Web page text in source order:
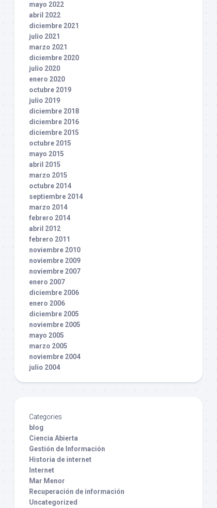
mayo 2022
abril 2022
diciembre 2021
julio 2021
marzo 2021
diciembre 2020
julio 2020
enero 2020
octubre 2019
julio 2019
diciembre 2018
diciembre 2016
diciembre 2015
octubre 2015
mayo 2015
abril 2015
marzo 2015
octubre 2014
septiembre 2014
marzo 2014
febrero 2014
abril 2012
febrero 2011
noviembre 2010
noviembre 2009
noviembre 2007
enero 2007
diciembre 2006
enero 2006
diciembre 2005
noviembre 2005
mayo 2005
marzo 2005
noviembre 2004
julio 2004
Categories
blog
Ciencia Abierta
Gestión de Información
Historia de internet
Internet
Mar Menor
Recuperación de información
Uncategorized